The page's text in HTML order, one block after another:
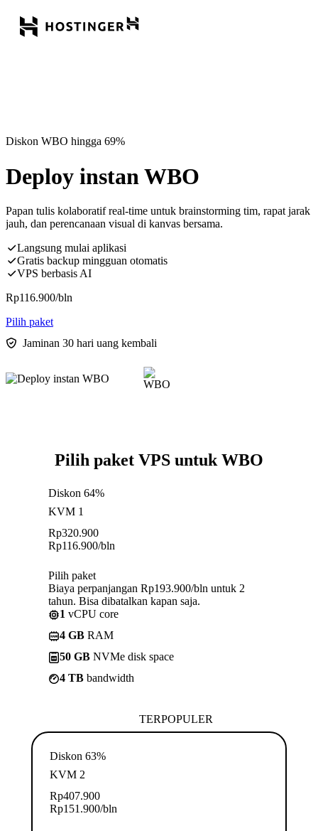
Diskon WBO hingga 69%
Deploy instan WBO
Papan tulis kolaboratif real-time untuk brainstorming tim, rapat jarak
jauh, dan perencanaan visual di kanvas bersama.
Langsung mulai aplikasi
Gratis backup mingguan otomatis
VPS berbasis AI
Rp116.900/bln
Pilih paket
Jaminan 30 hari uang kembali
Pilih paket VPS untuk WBO
Diskon 64%
KVM 1
Rp320.900
Rp116.900/bln
Pilih paket
Biaya perpanjangan Rp193.900/bln untuk 2
tahun. Bisa dibatalkan kapan saja.
1 vCPU core
4 GB RAM
50 GB NVMe disk space
4 TB bandwidth
TERPOPULER
Diskon 63%
KVM 2
Rp407.900
Rp151.900/bln